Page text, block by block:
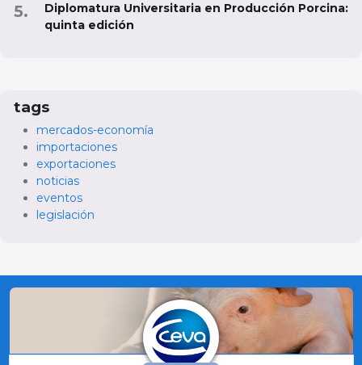
Diplomatura Universitaria en Producción Porcina:
quinta edición
tags
mercados-economía
importaciones
exportaciones
noticias
eventos
legislación